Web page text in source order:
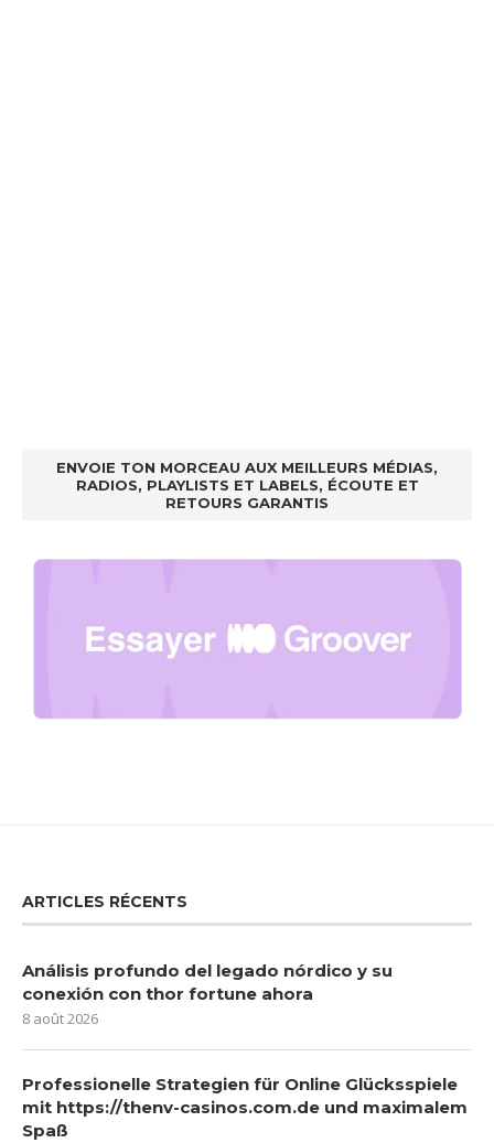
ENVOIE TON MORCEAU AUX MEILLEURS MÉDIAS,
RADIOS, PLAYLISTS ET LABELS, ÉCOUTE ET
RETOURS GARANTIS
ARTICLES RÉCENTS
Análisis profundo del legado nórdico y su
conexión con thor fortune ahora
8 août 2026
Professionelle Strategien für Online Glücksspiele
mit https://thenv-casinos.com.de und maximalem
Spaß